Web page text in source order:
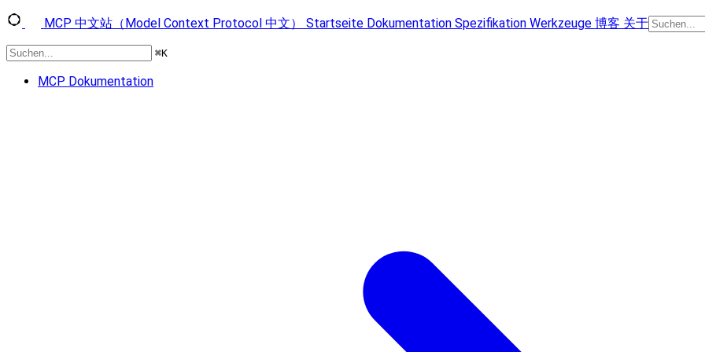
MCP 中文站（Model Context Protocol 中文） Startseite Dokumentation Spezifikation Werkzeuge 博客 关于
⌘K
MCP Dokumentation